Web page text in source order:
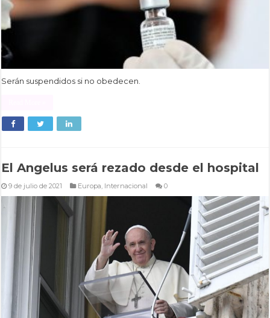
Serán suspendidos si no obedecen.
El Angelus será rezado desde el hospital
9 de julio de 2021 Europa, Internacional 0